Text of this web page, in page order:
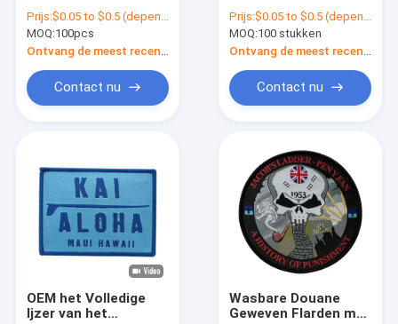
Geweven Flarden van
het Flard Wasbare
Etiket voor
Kledingshoeden
Prijs:$0.05 to $0.5 (depends on the design and order quantity)
MOQ:100pcs
Contact nu
de Kledingsetiket van
Etiket
Textieltechnieken
Grootte
Prijs:$0.05 to $0.5 (depends on the design and order quantity)
MOQ:100 stukken
Contact nu
OEM het Volledige
Ijzer van het
Wasbare Douane
Geweven Flarden met